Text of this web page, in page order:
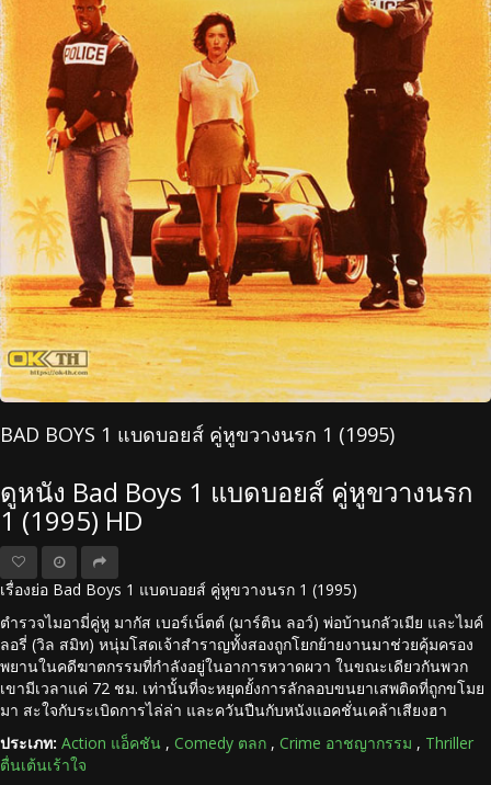
BAD BOYS 1 แบดบอยส์ คู่หูขวางนรก 1 (1995)
ดูหนัง Bad Boys 1 แบดบอยส์ คู่หูขวางนรก
1 (1995) HD
เรื่องย่อ Bad Boys 1 แบดบอยส์ คู่หูขวางนรก 1 (1995)
ตำรวจไมอามี่คู่หู มากัส เบอร์เน็ตต์ (มาร์ติน ลอว์) พ่อบ้านกลัวเมีย และไมค์
ลอรี่ (วิล สมิท) หนุ่มโสดเจ้าสำราญทั้งสองถูกโยกย้ายงานมาช่วยคุ้มครอง
พยานในคดีฆาตกรรมที่กำลังอยู่ในอาการหวาดผวา ในขณะเดียวกันพวก
เขามีเวลาแค่ 72 ชม. เท่านั้นที่จะหยุดยั้งการลักลอบขนยาเสพติดที่ถูกขโมย
มา สะใจกับระเบิดการไล่ล่า และควันปืนกับหนังแอคชั่นเคล้าเสียงฮา
ประเภท: Action แอ็คชัน , Comedy ตลก , Crime อาชญากรรม , Thriller
ตื่นเต้นเร้าใจ